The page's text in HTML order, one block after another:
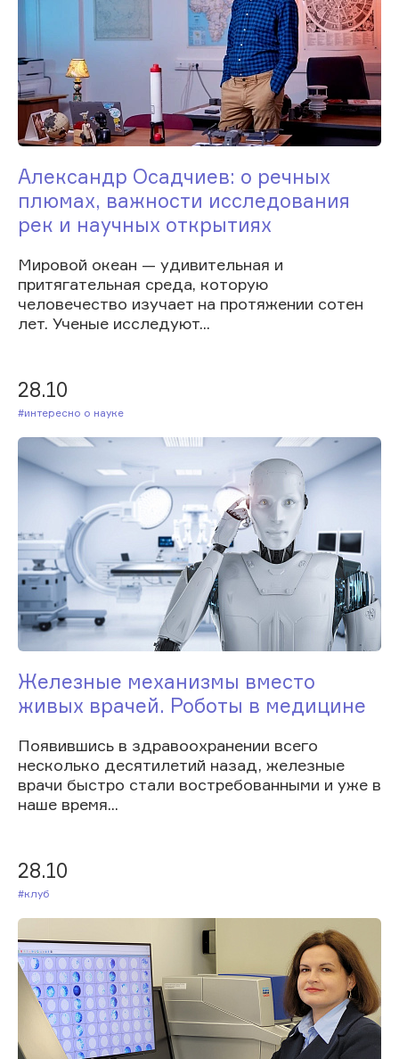
Александр Осадчиев: о речных
плюмах, важности исследования
рек и научных открытиях
Мировой океан — удивительная и
притягательная среда, которую
человечество изучает на протяжении сотен
лет. Ученые исследуют...
28.10
#Интересно о науке
Железные механизмы вместо
живых врачей. Роботы в медицине
Появившись в здравоохранении всего
несколько десятилетий назад, железные
врачи быстро стали востребованными и уже в
наше время...
28.10
#Клуб